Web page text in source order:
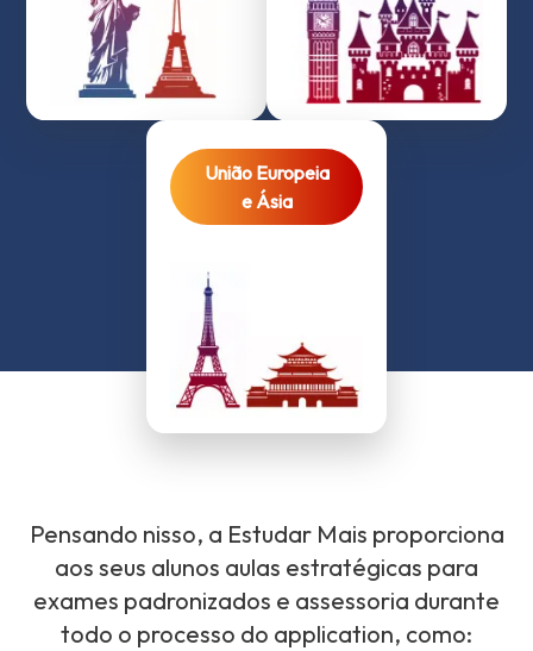
União Europeia
e Ásia
Pensando nisso, a Estudar Mais proporciona
aos seus alunos aulas estratégicas para
exames padronizados e assessoria durante
todo o processo do application, como: